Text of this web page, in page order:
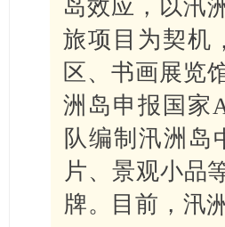
牌。目前，汛